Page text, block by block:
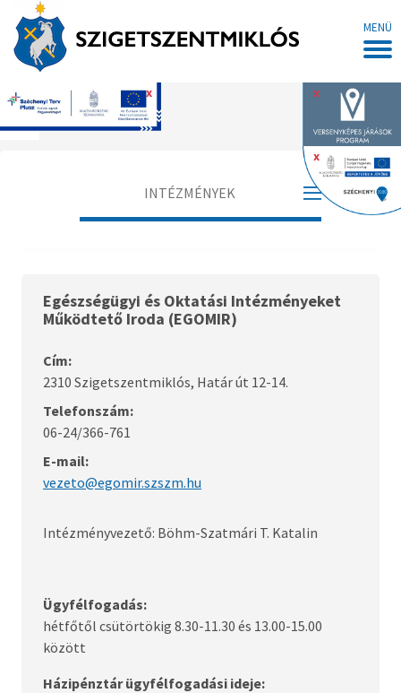
MENÜ
x
x
x
Főoldal
INTÉZMÉNYEK
Gyógyszertárak
Közművelődési Intézmények
Gazdálkodó Intézmények
Szolgáltatók
Egészségügyi és Oktatási Intézményeket
Működtető Iroda (EGOMIR)
Cím:
2310 Szigetszentmiklós, Határ út 12-14.
Telefonszám:
06-24/366-761
E-mail:
vezeto@egomir.szszm.hu
Intézményvezető: Böhm-Szatmári T. Katalin
Ügyfélfogadás:
hétfőtől csütörtökig 8.30-11.30 és 13.00-15.00
között
Házipénztár ügyfélfogadási ideje: